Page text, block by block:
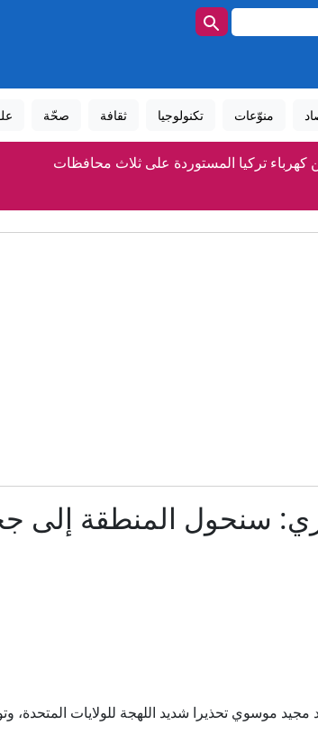
منوّعات تكنولوجيا ثقافة صحّة
في مقدمة أولوياتها » وكالة الانباء
اجتماع ائتلاف إدارة الدولة
تاكر كارلسون حزبا ثالثا؟
الجنرال السابق أبرز منافسي نتنياهو؟
سنحول المنطقة إلى
مجيد موسوي تحذيرا شديد اللهجة للولايات